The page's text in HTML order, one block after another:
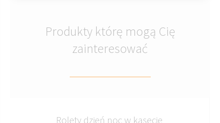
Produkty którę mogą Cię
zainteresować
Rolety dzień noc w kasecie